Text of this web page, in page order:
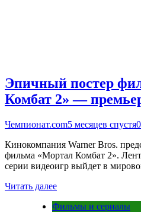
Эпичный постер
Комбат 2» —
Чемпионат.com5 месяцев спустя0
Кинокомпания Warner Bros.
фильма «Мортал Комбат 2».
серии видеоигр выйдет в
Читать далее
Фильмы и сериалы